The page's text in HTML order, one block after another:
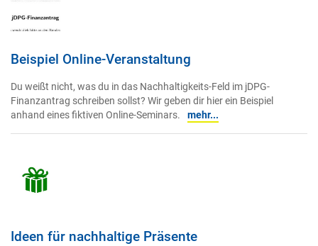
Beispiel Online-Veranstaltung
Du weißt nicht, was du in das Nachhaltigkeits-Feld im jDPG-
Finanzantrag schreiben sollst? Wir geben dir hier ein Beispiel
anhand eines fiktiven Online-Seminars.
mehr...
Ideen für nachhaltige Präsente